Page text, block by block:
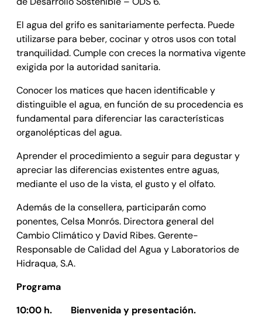
El agua del grifo es sanitariamente perfecta. Puede
utilizarse para beber, cocinar y otros usos con total
tranquilidad. Cumple con creces la normativa vigente
exigida por la autoridad sanitaria.
Conocer los matices que hacen identificable y
distinguible el agua, en función de su procedencia es
fundamental para diferenciar las características
organolépticas del agua.
Aprender el procedimiento a seguir para degustar y
apreciar las diferencias existentes entre aguas,
mediante el uso de la vista, el gusto y el olfato.
Además de la consellera, participarán como
ponentes, Celsa Monrós. Directora general del
Cambio Climático y David Ribes. Gerente-
Responsable de Calidad del Agua y Laboratorios de
Hidraqua, S.A.
Programa
10:00 h. Bienvenida y presentación.